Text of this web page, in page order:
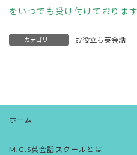
をいつでも受け付けております
カテゴリー お役立ち英会話
ホーム
M.C.S英会話スクールとは